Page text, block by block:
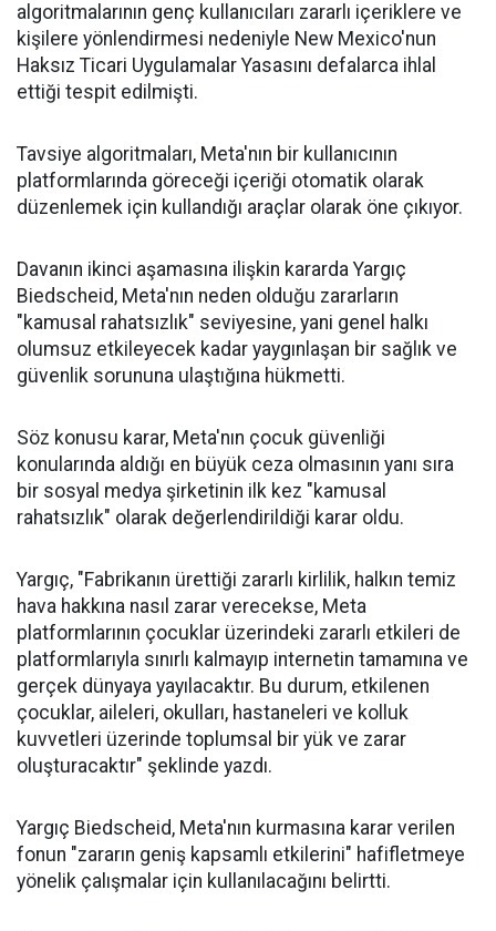
algoritmalarının genç kullanıcıları zararlı içeriklere ve
kişilere yönlendirmesi nedeniyle New Mexico'nun
Haksız Ticari Uygulamalar Yasasını defalarca ihlal
ettiği tespit edilmişti.
Tavsiye algoritmaları, Meta'nın bir kullanıcının
platformlarında göreceği içeriği otomatik olarak
düzenlemek için kullandığı araçlar olarak öne çıkıyor.
Davanın ikinci aşamasına ilişkin kararda Yargıç
Biedscheid, Meta'nın neden olduğu zararların
"kamusal rahatsızlık" seviyesine, yani genel halkı
olumsuz etkileyecek kadar yaygınlaşan bir sağlık ve
güvenlik sorununa ulaştığına hükmetti.
Söz konusu karar, Meta'nın çocuk güvenliği
konularında aldığı en büyük ceza olmasının yanı sıra
bir sosyal medya şirketinin ilk kez "kamusal
rahatsızlık" olarak değerlendirildiği karar oldu.
Yargıç, "Fabrikanın ürettiği zararlı kirlilik, halkın temiz
hava hakkına nasıl zarar verecekse, Meta
platformlarının çocuklar üzerindeki zararlı etkileri de
platformlarıyla sınırlı kalmayıp internetin tamamına ve
gerçek dünyaya yayılacaktır. Bu durum, etkilenen
çocuklar, aileleri, okulları, hastaneleri ve kolluk
kuvvetleri üzerinde toplumsal bir yük ve zarar
oluşturacaktır" şeklinde yazdı.
Yargıç Biedscheid, Meta'nın kurmasına karar verilen
fonun "zararın geniş kapsamlı etkilerini" hafifletmeye
yönelik çalışmalar için kullanılacağını belirtti.